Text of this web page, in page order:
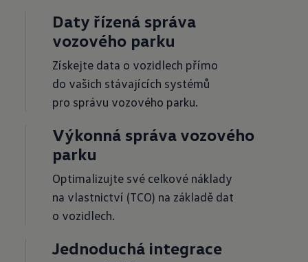
Daty řízená správa
vozového parku
Získejte data o vozidlech přímo
do vašich stávajících systémů
pro správu vozového parku.
Výkonná správa vozového
parku
Optimalizujte své celkové náklady
na vlastnictví (TCO) na základě dat
o vozidlech.
Jednoduchá integrace